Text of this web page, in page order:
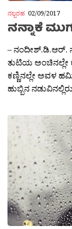
ನಲ್ಬರಹ 02/09/2017
ನನ್ನಾಕೆ
– ನಂದೀಶ್.ಡಿ.ಆರ್.
ತುಟಿಯ ಅಂಚಿನಲ್ಲೇ
ಕಣ್ಣಿನಲ್ಲೇ ಅವಳ
ಹುಬ್ಬಿನ